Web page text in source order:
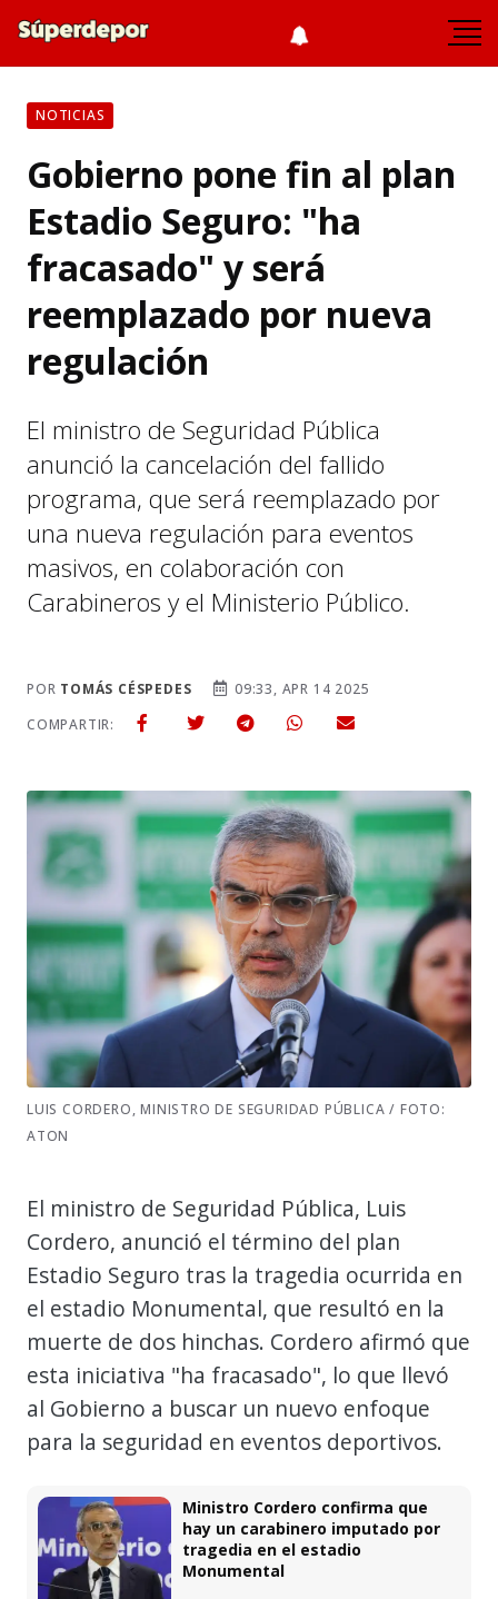
NOTICIAS
Gobierno pone fin al plan
Estadio Seguro: "ha
fracasado" y será
reemplazado por nueva
regulación
El ministro de Seguridad Pública
anunció la cancelación del fallido
programa, que será reemplazado por
una nueva regulación para eventos
masivos, en colaboración con
Carabineros y el Ministerio Público.
POR TOMÁS CÉSPEDES
09:33, APR 14 2025
COMPARTIR:
LUIS CORDERO, MINISTRO DE SEGURIDAD PÚBLICA / FOTO:
ATON
El ministro de Seguridad Pública, Luis
Cordero, anunció el término del plan
Estadio Seguro tras la tragedia ocurrida en
el estadio Monumental, que resultó en la
muerte de dos hinchas. Cordero afirmó que
esta iniciativa "ha fracasado", lo que llevó
al Gobierno a buscar un nuevo enfoque
para la seguridad en eventos deportivos.
Ministro Cordero confirma que
hay un carabinero imputado por
tragedia en el estadio
Monumental